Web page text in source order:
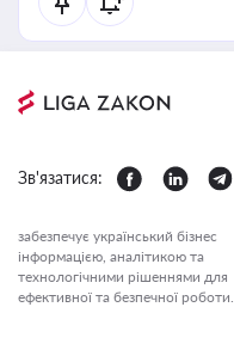
Зв'язатися:
забезпечує український бізнес
інформацією, аналітикою та
технологічними рішеннями для
ефективної та безпечної роботи.